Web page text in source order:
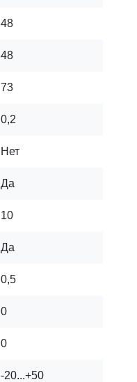
48
48
73
0,2
Нет
Да
10
Да
0,5
0
0
-20...+50